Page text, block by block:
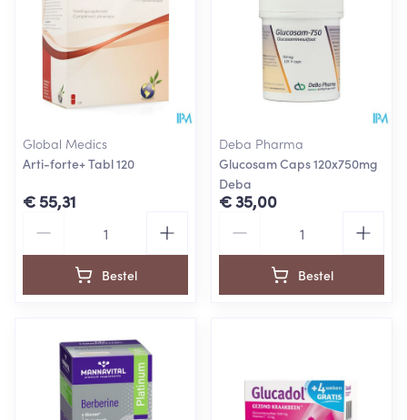
Global Medics
Arti-forte+ Tabl 120
€ 55,31
Bestel
Deba Pharma
Glucosam Caps 120x750mg
Deba
€ 35,00
Bestel